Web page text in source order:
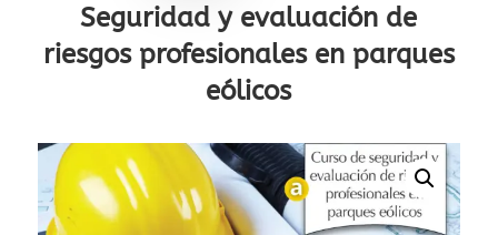
Seguridad y evaluación de
riesgos profesionales en parques
eólicos